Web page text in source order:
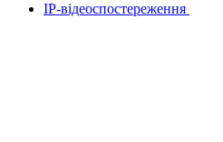
IP-відеоспостереження